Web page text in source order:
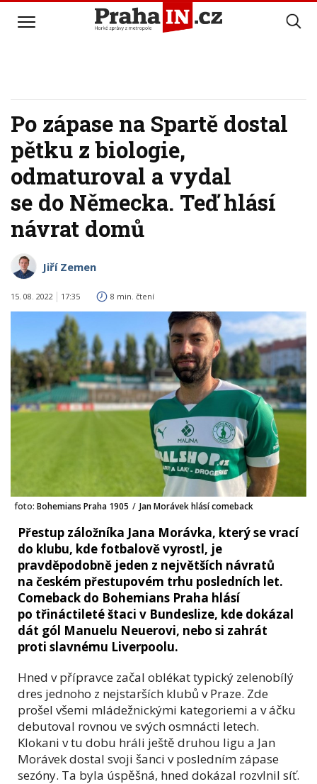
Po zápase na Spartě dostal
pětku z biologie,
odmaturoval a vydal
se do Německa. Teď hlásí
návrat domů
Jiří Zemen
15. 08. 2022 17:35 8 min. čtení
foto: Bohemians Praha 1905 / Jan Morávek hlásí comeback
Přestup záložníka Jana Morávka, který se vrací
do klubu, kde fotbalově vyrostl, je
pravděpodobně jeden z největších návratů
na českém přestupovém trhu posledních let.
Comeback do Bohemians Praha hlásí
po třináctileté štaci v Bundeslize, kde dokázal
dát gól Manuelu Neuerovi, nebo si zahrát
proti slavnému Liverpoolu.
Hned v přípravce začal oblékat typický zelenobílý
dres jednoho z nejstarších klubů v Praze. Zde
prošel všemi mládežnickými kategoriemi a v áčku
debutoval rovnou ve svých osmnácti letech.
Klokani v tu dobu hráli ještě druhou ligu a Jan
Morávek dostal svoji šanci v posledním zápase
sezóny. Ta byla úspěšná, hned dokázal rozvlnil síť.